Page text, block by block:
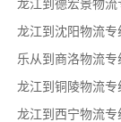
龙江到沈阳物流
乐从到商洛物流
龙江到铜陵物流
龙江到西宁物流